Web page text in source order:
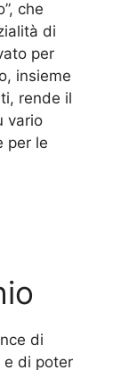
che
di
per
insieme
rende il
vario
per le
di
e di poter